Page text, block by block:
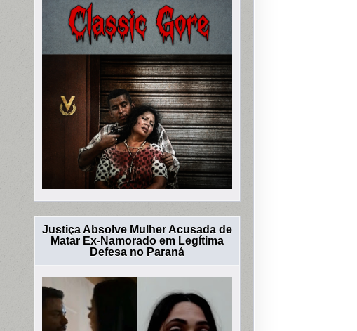
Justiça Absolve Mulher Acusada de
Matar Ex-Namorado em Legítima
Defesa no Paraná